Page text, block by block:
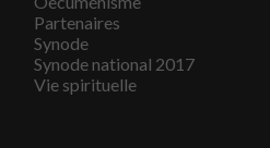
Partenaires
Synode
Synode national 2017
Vie spirituelle